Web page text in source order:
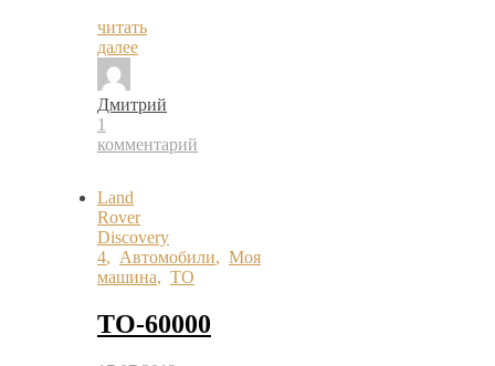
читать
далее
Дмитрий
1
комментарий
Land
Rover
Discovery
4, Автомобили, Моя
машина, ТО
ТО-60000